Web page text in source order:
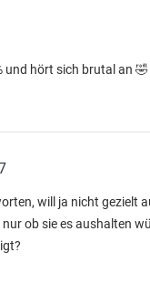
und hört sich brutal an 🤣
will ja nicht gezielt
ob sie es aushalten